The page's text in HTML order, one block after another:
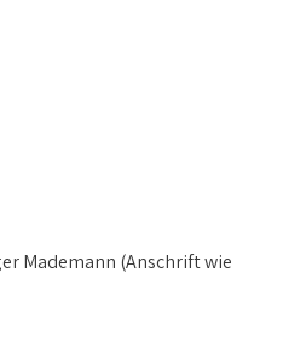
Mademann (Anschrift wie